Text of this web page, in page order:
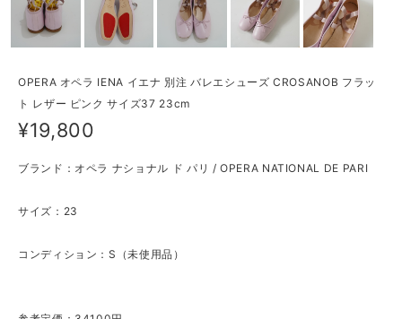
OPERA オペラ IENA イエナ 別注 バレエシューズ CROSANOB フラッ
ト レザー ピンク サイズ37 23cm
¥19,800
ブランド：オペラ ナショナル ド パリ / OPERA NATIONAL DE PARI
サイズ：23
コンディション：S（未使用品）